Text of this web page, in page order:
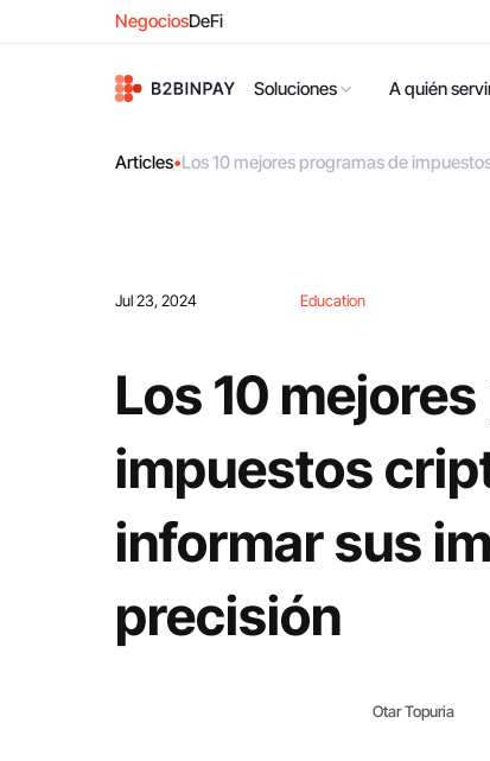
NegociosDeFi
Soluciones A quién
Articles•Los 10 mejores programas de
Jul 23, 2024 Education
Los 10
impuestos
informar sus
precisión
Otar Topuria